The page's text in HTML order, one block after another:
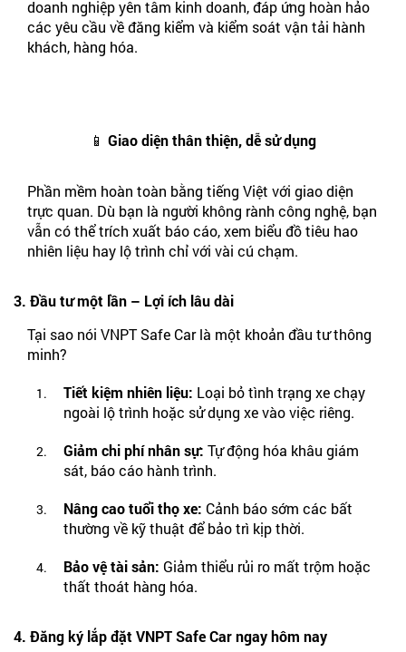
doanh nghiệp yên tâm kinh doanh, đáp ứng hoàn hảo
các yêu cầu về đăng kiểm và kiểm soát vận tải hành
khách, hàng hóa.
📱 Giao diện thân thiện, dễ sử dụng
Phần mềm hoàn toàn bằng tiếng Việt với giao diện
trực quan. Dù bạn là người không rành công nghệ, bạn
vẫn có thể trích xuất báo cáo, xem biểu đồ tiêu hao
nhiên liệu hay lộ trình chỉ với vài cú chạm.
3. Đầu tư một lần – Lợi ích lâu dài
Tại sao nói VNPT Safe Car là một khoản đầu tư thông
minh?
Tiết kiệm nhiên liệu: Loại bỏ tình trạng xe chạy
ngoài lộ trình hoặc sử dụng xe vào việc riêng.
Giảm chi phí nhân sự: Tự động hóa khâu giám
sát, báo cáo hành trình.
Nâng cao tuổi thọ xe: Cảnh báo sớm các bất
thường về kỹ thuật để bảo trì kịp thời.
Bảo vệ tài sản: Giảm thiểu rủi ro mất trộm hoặc
thất thoát hàng hóa.
4. Đăng ký lắp đặt VNPT Safe Car ngay hôm nay